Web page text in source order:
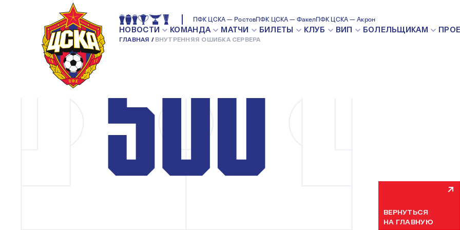
ПФК ЦСКА — РостовПФК ЦСКА — ФакелПФК ЦСКА — Акрон
НОВОСТИ КОМАНДА МАТЧИ БИЛЕТЫ КЛУБ ВИП БОЛЕЛЬЩИКАМ
ГЛАВНАЯ ВНУТРЕННЯЯ ОШИБКА СЕРВЕРА
ВЕРНУТЬСЯ
НА ГЛАВНУЮ